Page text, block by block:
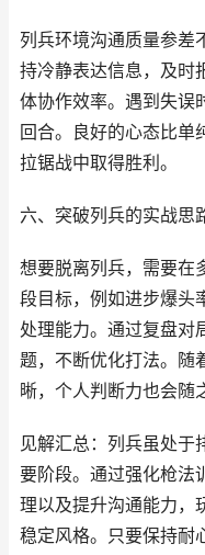
列兵环境沟通质量参差
持冷静表达信息，及时
体协作效率。遇到失误
回合。良好的心态比单
拉锯战中取得胜利。
六、突破列兵的实战思
想要脱离列兵，需要在
段目标，例如进步爆头
处理能力。通过复盘对
题，不断优化打法。随
晰，个人判断力也会随
见解汇总：列兵虽处于
要阶段。通过强化枪法
理以及提升沟通能力，
稳定风格。只要保持耐